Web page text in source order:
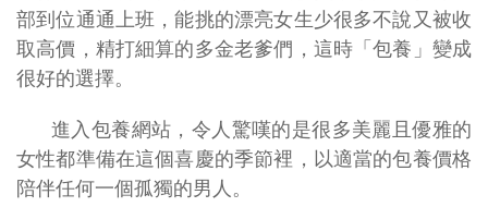
部到位通通上班，能挑的漂亮女生少很多不說又被收
取高價，精打細算的多金老爹們，這時「包養」變成
很好的選擇。
進入包養網站，令人驚嘆的是很多美麗且優雅的
女性都準備在這個喜慶的季節裡，以適當的包養價格
陪伴任何一個孤獨的男人。